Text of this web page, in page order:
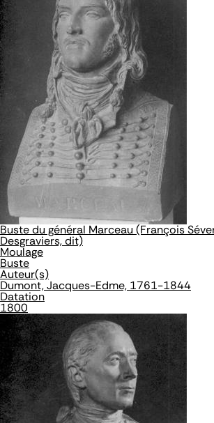
Buste du général Marceau (François
Desgraviers, dit)
Moulage
Buste
Auteur(s)
Dumont, Jacques-Edme, 1761-1844
Datation
1800